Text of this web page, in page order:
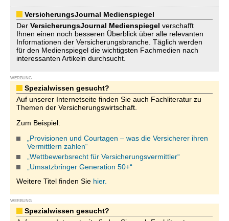
VersicherungsJournal Medienspiegel
Der VersicherungsJournal Medienspiegel verschafft
Ihnen einen noch besseren Überblick über alle relevanten
Informationen der Versicherungsbranche. Täglich werden
für den Medienspiegel die wichtigsten Fachmedien nach
interessanten Artikeln durchsucht.
WERBUNG
Spezialwissen gesucht?
Auf unserer Internetseite finden Sie auch Fachliteratur zu
Themen der Versicherungswirtschaft.
Zum Beispiel:
„Provisionen und Courtagen – was die Versicherer ihren
Vermittlern zahlen“
„Wettbewerbsrecht für Versicherungsvermittler“
„Umsatzbringer Generation 50+“
Weitere Titel finden Sie hier.
WERBUNG
Spezialwissen gesucht?